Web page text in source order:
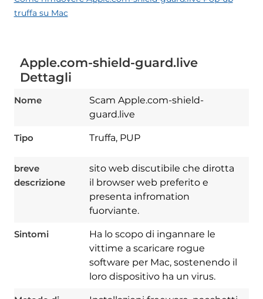
truffa su Mac
Apple.com-shield-guard.live
Dettagli
Nome
Scam Apple.com-shield-
guard.live
Tipo Truffa, PUP
breve
descrizione
sito web discutibile che dirotta
il browser web preferito e
presenta infromation
fuorviante.
Sintomi
Ha lo scopo di ingannare le
vittime a scaricare rogue
software per Mac, sostenendo il
loro dispositivo ha un virus.
Download